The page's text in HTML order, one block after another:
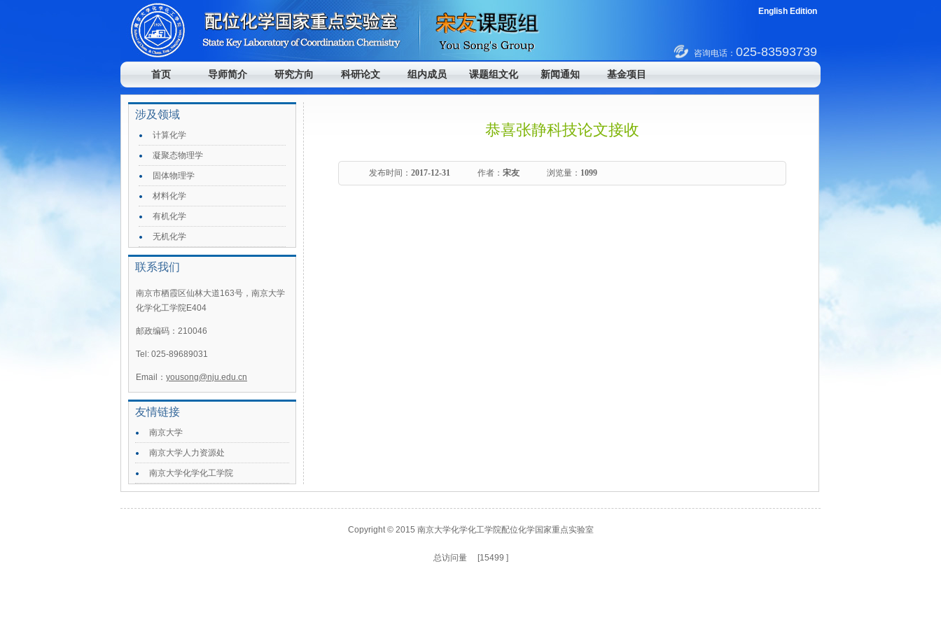
English Edition
咨询电话： 025-83593739
首页 导师简介 研究方向 科研论文 组内成员 课题组文化 新闻通知 基金项目
涉及领域
计算化学
凝聚态物理学
固体物理学
材料化学
有机化学
无机化学
联系我们
南京市栖霞区仙林大道163号，南京大学
化学化工学院E404
邮政编码：210046
Tel: 025-89689031
Email： yousong@nju.edu.cn
友情链接
南京大学
南京大学人力资源处
南京大学化学化工学院
恭喜张静科技论文接收
发布时间： 2017-12-31 作者： 宋友 浏览量： 1099
Copyright © 2015 南京大学化学化工学院配位化学国家重点实验室
总访问量 [15499 ]